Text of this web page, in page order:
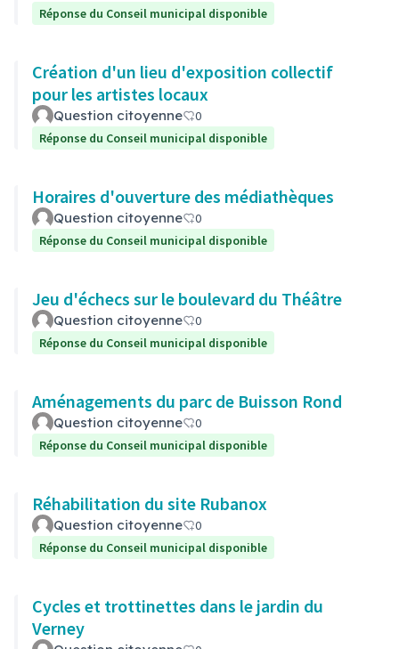
Réponse du Conseil municipal disponible
Création d'un lieu d'exposition collectif
pour les artistes locaux
Question citoyenne
0
Réponse du Conseil municipal disponible
Horaires d'ouverture des médiathèques
Question citoyenne
0
Réponse du Conseil municipal disponible
Jeu d'échecs sur le boulevard du Théâtre
Question citoyenne
0
Réponse du Conseil municipal disponible
Aménagements du parc de Buisson Rond
Question citoyenne
0
Réponse du Conseil municipal disponible
Réhabilitation du site Rubanox
Question citoyenne
0
Réponse du Conseil municipal disponible
Cycles et trottinettes dans le jardin du
Verney